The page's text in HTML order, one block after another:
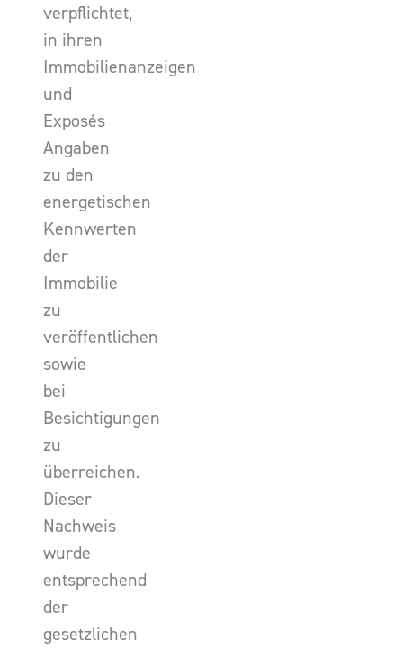
verpflichtet,
in ihren
Immobilienanzeigen
und
Exposés
Angaben
zu den
energetischen
Kennwerten
der
Immobilie
zu
veröffentlichen
sowie
bei
Besichtigungen
zu
überreichen.
Dieser
Nachweis
wurde
entsprechend
der
gesetzlichen